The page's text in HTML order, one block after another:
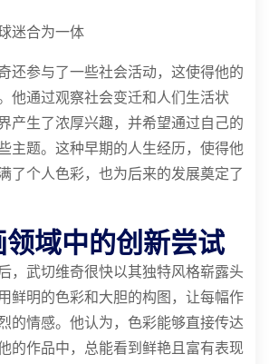
还参与了一些社会活动，这使得他的
他通过观察社会变迁和人们生活状
产生了浓厚兴趣，并希望通过自己的
主题。这种早期的人生经历，使得他
了个人色彩，也为后来的发展奠定了
域中的创新尝试
，武切维奇很快以其独特风格崭露头
鲜明的色彩和大胆的构图，让每幅作
的情感。他认为，色彩能够直接传达
的作品中，总能看到鲜艳且富有表现